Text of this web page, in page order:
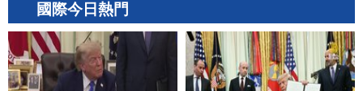
國際今日熱門